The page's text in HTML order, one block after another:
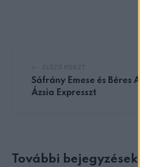
Sáfrány Emese és Béres
Ázsia Expresszt
További bejegyzések